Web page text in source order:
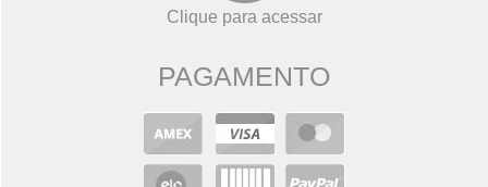
Clique para acessar
PAGAMENTO